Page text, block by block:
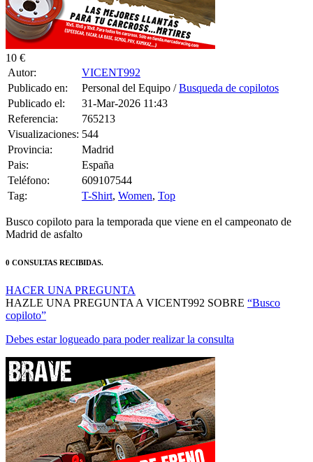
10 €
Autor:
Publicado en:
Personal del Equipo /
Publicado el:
31-Mar-2026 11:43
Referencia:
765213
Visualizaciones:
544
Provincia:
Madrid
Pais:
España
Teléfono:
609107544
Tag:
T-Shirt,Women
Busco copiloto para la temporada que viene en el campeonato de
Madrid de asfalto
HAZLE UNA PREGUNTA A VICENT992 SOBRE
copiloto”
Debes estar logueado para poder realizar la consulta